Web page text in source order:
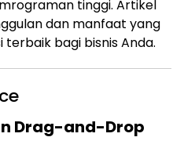
tinggi. Artikel
dan manfaat yang
terbaik bagi bisnis Anda.
Drag-and-Drop